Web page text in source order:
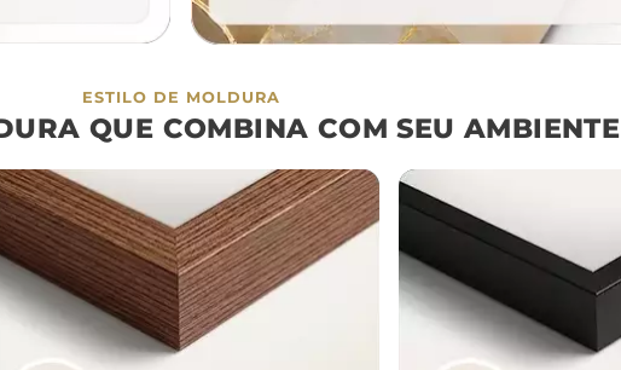
ESTILO DE MOLDURA
QUE COMBINA COM SEU AMBIENTE